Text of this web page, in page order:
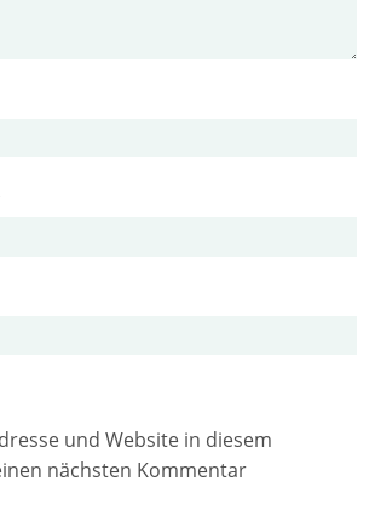
und Website in diesem
nächsten Kommentar